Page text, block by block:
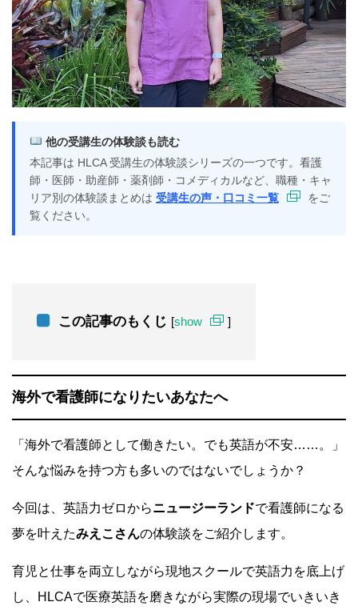
他の受講生の体験談も読む
本記事は HLCA 受講生の体験談シリーズの一つです。看護
師・医師・助産師・薬剤師・コメディカルなど、職種・キャ
リア別の体験談まとめは 受講生の声・口コミ一覧
をご
覧ください。
この記事のもくじ [show ]
海外で看護師になりたいあなたへ
「海外で看護師として働きたい。でも英語が不安……。」
そんな悩みを持つ方も多いのではないでしょうか？
今回は、英語力ゼロからニュージーランドで看護師になる
夢を叶えたみえこさんの体験談をご紹介します。
育児と仕事を両立しながら現地スクールで英語力を底上げ
し、HLCAで医療英語を磨きながら実際の現場でいきいき